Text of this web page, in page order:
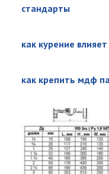
стандарты
как курение
как крепить мдф